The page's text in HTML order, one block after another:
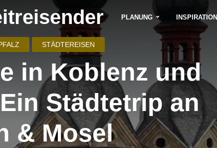
PLANUNG INSPIRATION
STÄDTEREISEN
in Koblenz und
Städtetrip an
& Mosel